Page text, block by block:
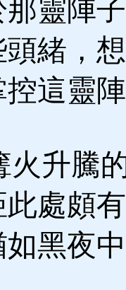
靈陣
緒，
這靈
升騰
處頗
黑夜